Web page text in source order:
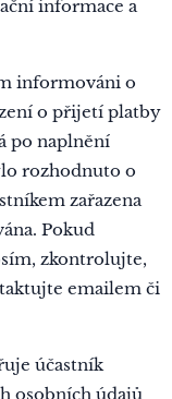
informace a
informováni o
o přijetí platby
po naplnění
rozhodnuto o
zařazena
Pokud
zkontrolujte,
emailem či
účastník
osobních údajů